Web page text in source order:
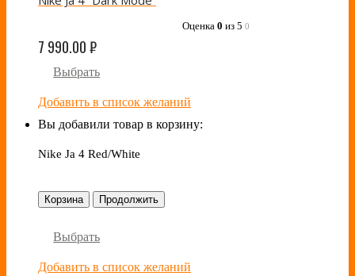
Оценка 0 из 5 0
7 990.00₽
Выбрать
Добавить в список желаний
Вы добавили товар в корзину:
Nike Ja 4 Red/White
Корзина Продолжить
Выбрать
Добавить в список желаний